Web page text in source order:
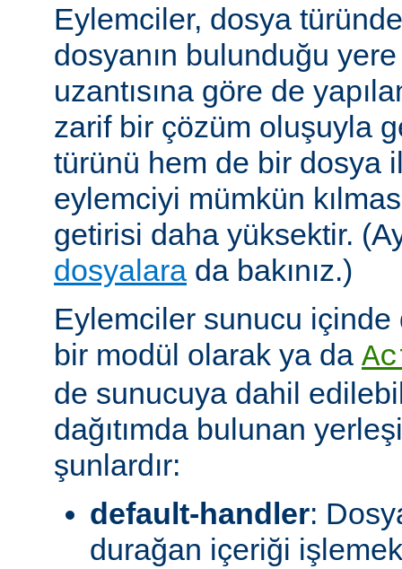
Eylemciler, dosya
dosyanın bulunduğu
uzantısına göre de
zarif bir çözüm oluşuyla
türünü hem de bir dosya
eylemciyi mümkün
getirisi daha yüksektir.
dosyalara da bakınız.)
Eylemciler sunucu
bir modül olarak ya da
de sunucuya dahil
dağıtımda bulunan
şunlardır:
default-handler:
durağan içeriği